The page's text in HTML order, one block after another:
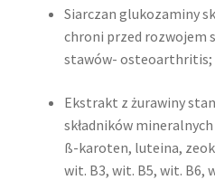
Siarczan glukozaminy
chroni przed rozwojem
stawów- osteoarthritis;
Ekstrakt z żurawiny
składników
ß-karoten, luteina,
wit. B3, wit. B5, wit. B6,